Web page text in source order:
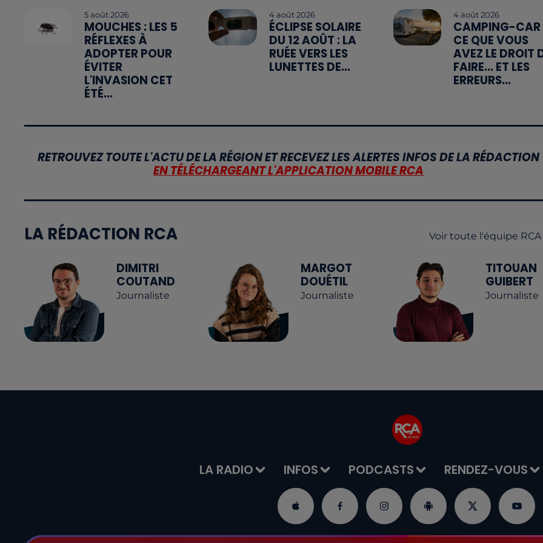
5 août 2026
MOUCHES : LES 5
RÉFLEXES À
ADOPTER POUR
ÉVITER
L'INVASION CET
ÉTÉ...
4 août 2026
ÉCLIPSE SOLAIRE
DU 12 AOÛT : LA
RUÉE VERS LES
LUNETTES DE...
4 août 2026
CAMPING-CAR
CE QUE VOUS
AVEZ LE DROIT
FAIRE... ET LES
ERREURS...
RETROUVEZ TOUTE L'ACTU DE LA RÉGION ET RECEVEZ LES ALERTES INFOS DE LA RÉDACTION
EN TÉLÉCHARGEANT L'APPLICATION MOBILE RCA
LA RÉDACTION RCA Voir toute l'équipe RCA
DIMITRI
COUTAND
Journaliste
MARGOT
DOUÉTIL
Journaliste
TITOUAN
GUIBERT
Journaliste
LA RADIO INFOS PODCASTS RENDEZ-VOUS